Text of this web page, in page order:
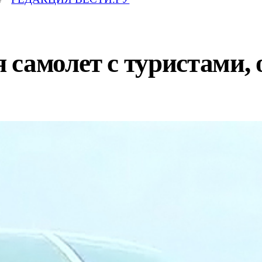
с туристами,